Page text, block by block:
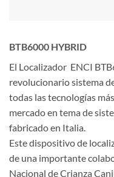
BTB6000 HYBRID
El Localizador ENCI
revolucionario sistema
todas las tecnologías
mercado en tema de
fabricado en Italia.
Este dispositivo de
de una importante
Nacional de Crianza